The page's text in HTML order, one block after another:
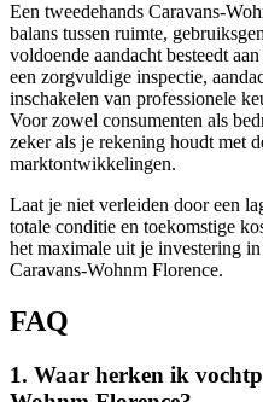
Een tweedehands Caravans-
balans tussen ruimte,
voldoende aandacht besteedt
een zorgvuldige inspectie,
inschakelen van professionele
Voor zowel consumenten als
zeker als je rekening houdt met
marktontwikkelingen.
Laat je niet verleiden door een
totale conditie en toekomstige
het maximale uit je investering
Caravans-Wohnm Florence.
FAQ
1. Waar herken ik